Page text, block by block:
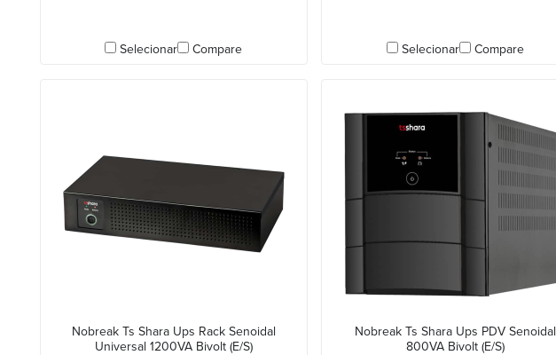
Selecionar Compare Selecionar Compare
Nobreak Ts Shara Ups Rack Senoidal
Universal 1200VA Bivolt (E/S)
Nobreak Ts Shara Ups PDV Senoidal
800VA Bivolt (E/S)